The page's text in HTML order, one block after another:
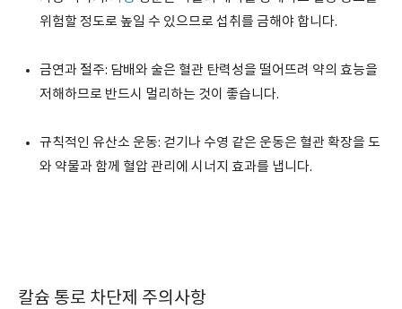
위험할 정도로 높일 수 있으므로 섭취를 금해야 합니다.
금연과 절주: 담배와 술은 혈관 탄력성을 떨어뜨려 약의 효능을
저해하므로 반드시 멀리하는 것이 좋습니다.
규칙적인 유산소 운동: 걷기나 수영 같은 운동은 혈관 확장을 도
와 약물과 함께 혈압 관리에 시너지 효과를 냅니다.
칼슘 통로 차단제 주의사항